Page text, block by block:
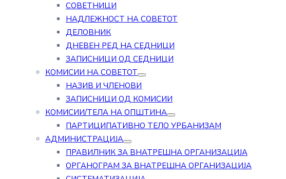
СОВЕТНИЦИ
НАДЛЕЖНОСТ НА СОВЕТОТ
ДЕЛОВНИК
ДНЕВЕН РЕД НА СЕДНИЦИ
ЗАПИСНИЦИ ОД СЕДНИЦИ
КОМИСИИ НА СОВЕТОТ
НАЗИВ И ЧЛЕНОВИ
ЗАПИСНИЦИ ОД КОМИСИИ
КОМИСИИ/ТЕЛА НА ОПШТИНА
ПАРТИЦИПАТИВНО ТЕЛО УРБАНИЗАМ
АДМИНИСТРАЦИЈА
ПРАВИЛНИК ЗА ВНАТРЕШНА ОРГАНИЗАЦИЈА
ОРГАНОГРАМ ЗА ВНАТРЕШНА ОРГАНИЗАЦИЈА